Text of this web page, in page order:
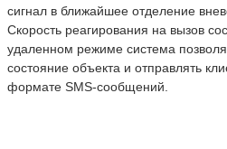
сигнал в ближайшее отделение
Скорость реагирования на вызов
удаленном режиме система
состояние объекта и отправлять
формате SMS-сообщений.